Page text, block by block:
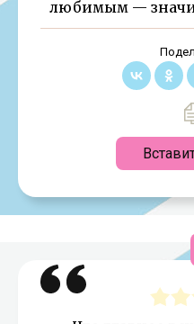
любимым —